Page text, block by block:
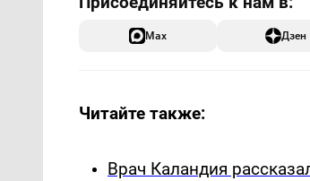
Max Дзен
Читайте также:
Врач Каландия